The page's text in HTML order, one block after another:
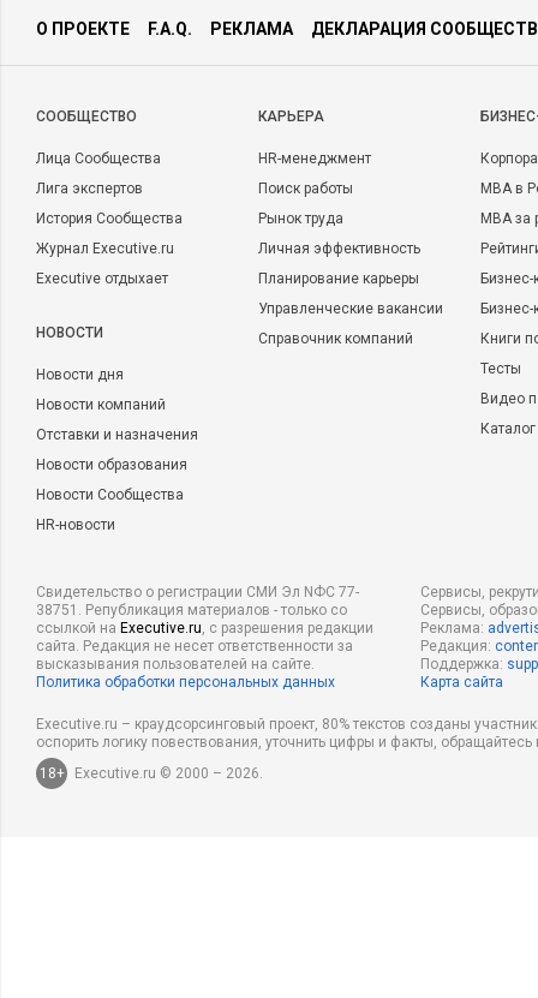
О ПРОЕКТЕ F.A.Q. РЕКЛАМА ДЕКЛАРАЦИЯ
CООБЩЕСТВО
Лица Сообщества
Лига экспертов
История Сообщества
Журнал Executive.ru
Executive отдыхает
НОВОСТИ
Новости дня
Новости компаний
Отставки и назначения
Новости образования
Новости Сообщества
HR-новости
КАРЬЕРА
HR-менеджмент
Поиск работы
Рынок труда
Личная эффективность
Планирование карьеры
Управленческие вакансии
Справочник компаний
MBA в
MBA
Бизнес-
Книги
Тесты
Видео
Свидетельство о регистрации СМИ Эл NФС 77-
38751. Републикация материалов - только со
ссылкой на Executive.ru, с разрешения редакции
сайта. Редакция не несет ответственности за
высказывания пользователей на сайте.
Политика обработки персональных данных
Сервисы,
Сервисы,
Реклама:
Редакция:
Поддержка:
Карта сайта
Executive.ru – краудсорсинговый проект, 80% текстов созданы
оспорить логику повествования, уточнить цифры и факты,
18+
Executive.ru © 2000 – 2026.